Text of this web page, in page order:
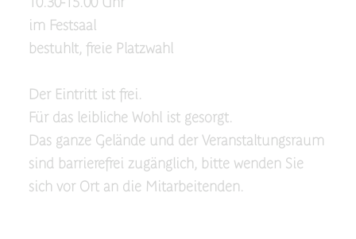
im Festsaal
bestuhlt, freie Platzwahl
Der Eintritt ist frei.
Für das leibliche Wohl ist gesorgt.
Das ganze Gelände und der Veranstaltungsraum
sind barrierefrei zugänglich, bitte wenden Sie
sich vor Ort an die Mitarbeitenden.